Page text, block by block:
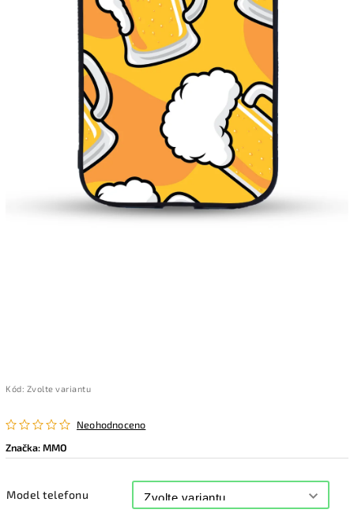
Kód: Zvolte variantu
Neohodnoceno
Značka:MMO
Model telefonu